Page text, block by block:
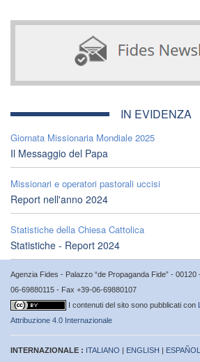
IN EVIDENZA
Giornata Missionaria Mondiale 2025
Il Messaggio del Papa
Missionari e operatori pastorali uccisi
Report nell'anno 2024
Statistiche della Chiesa Cattolica
Statistiche - Report 2024
Agenzia Fides - Palazzo “de Propaganda Fide” - 00120
06-69880115 - Fax +39-06-69880107
I contenuti del sito sono pubblicati con
Attribuzione 4.0 Internazionale
INTERNAZIONALE : ITALIANO | ENGLISH | ESPAÑOL